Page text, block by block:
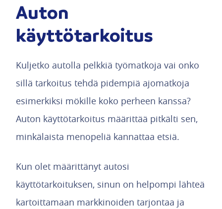
Auton
käyttötarkoitus
Kuljetko autolla pelkkiä työmatkoja vai onko
sillä tarkoitus tehdä pidempiä ajomatkoja
esimerkiksi mökille koko perheen kanssa?
Auton käyttötarkoitus määrittää pitkälti sen,
minkälaista menopeliä kannattaa etsiä.
Kun olet määrittänyt autosi
käyttötarkoituksen, sinun on helpompi lähteä
kartoittamaan markkinoiden tarjontaa ja